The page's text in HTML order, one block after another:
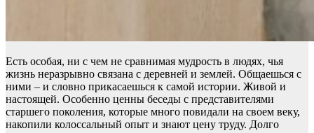
Есть особая, ни с чем не сравнимая мудрость в людях, чья
жизнь неразрывно связана с деревней и землей. Общаешься с
ними – и словно прикасаешься к самой истории. Живой и
настоящей. Особенно ценны беседы с представителями
старшего поколения, которые много повидали на своем веку,
накопили колоссальный опыт и знают цену труду. Долго